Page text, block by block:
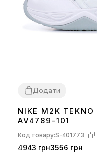
Додати
3637 38 3940 41 4344
NIKE M2K TEKNO
AV4789-101
Код товару:S-401773
4943 грн3556 грн